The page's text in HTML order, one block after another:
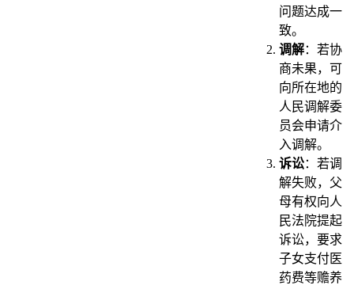
问题达成一
致。
调解：若协
商未果，可
向所在地的
人民调解委
员会申请介
入调解。
诉讼：若调
解失败，父
母有权向人
民法院提起
诉讼，要求
子女支付医
药费等赡养